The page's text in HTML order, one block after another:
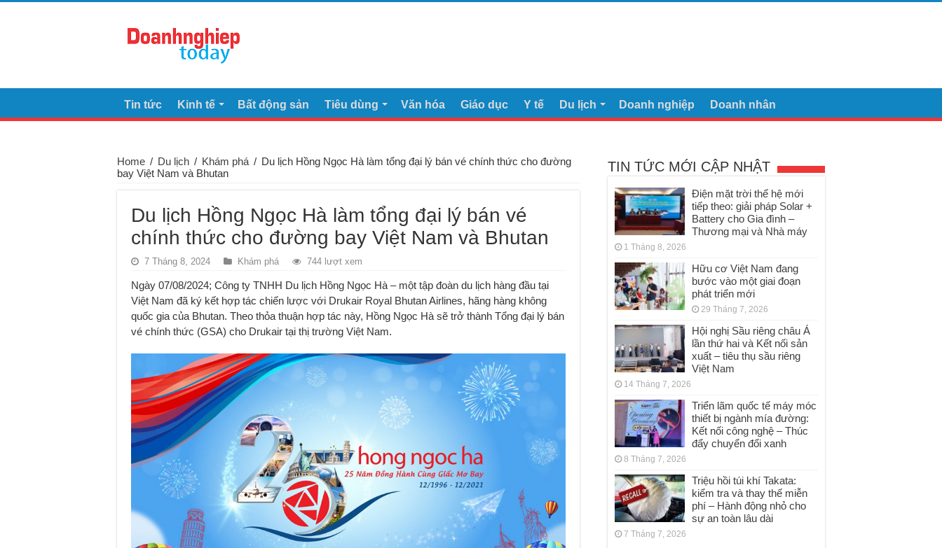
Tin tức Kinh tế Bất động sản Tiêu dùng Văn hóa Giáo dục Y tế Du lịch Doanh nghiệp Doanh nhân
Home / Du lịch / Khám phá / Du lịch Hồng Ngọc Hà làm tổng đại lý bán vé chính thức cho đường
bay Việt Nam và Bhutan
Du lịch Hồng Ngọc Hà làm tổng đại lý bán vé
chính thức cho đường bay Việt Nam và Bhutan
7 Tháng 8, 2024 Khám phá 744 lượt xem
Ngày 07/08/2024; Công ty TNHH Du lịch Hồng Ngọc Hà – một tập đoàn du lịch hàng đầu tại
Việt Nam đã ký kết hợp tác chiến lược với Drukair Royal Bhutan Airlines, hãng hàng không
quốc gia của Bhutan. Theo thỏa thuận hợp tác này, Hồng Ngọc Hà sẽ trở thành Tổng đại lý bán
vé chính thức (GSA) cho Drukair tại thị trường Việt Nam.
TIN TỨC MỚI CẬP NHẬT
Điện mặt trời thế hệ mới
tiếp theo: giải pháp Solar +
Battery cho Gia đình –
Thương mại và Nhà máy
1 Tháng 8, 2026
Hữu cơ Việt Nam đang
bước vào một giai đoạn
phát triển mới
29 Tháng 7, 2026
Hội nghị Sầu riêng châu Á
lần thứ hai và Kết nối sản
xuất – tiêu thụ sầu riêng
Việt Nam
14 Tháng 7, 2026
Triển lãm quốc tế máy móc
thiết bị ngành mía đường:
Kết nối công nghệ – Thúc
đẩy chuyển đổi xanh
8 Tháng 7, 2026
Triệu hồi túi khí Takata:
kiểm tra và thay thế miễn
phí – Hành động nhỏ cho
sự an toàn lâu dài
7 Tháng 7, 2026